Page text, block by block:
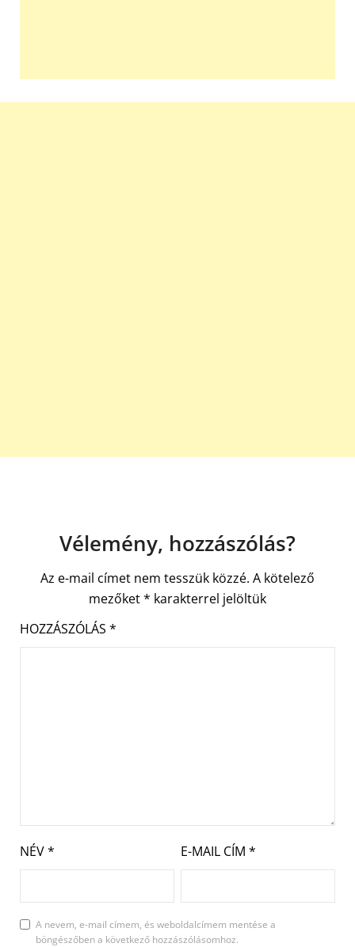
Vélemény, hozzászólás?
Az e-mail címet nem tesszük közzé. A kötelező
mezőket* karakterrel jelöltük
HOZZÁSZÓLÁS *
NÉV* E-MAIL CÍM *
A nevem, e-mail címem, és weboldalcímem mentése a
böngészőben a következő hozzászólásomhoz.